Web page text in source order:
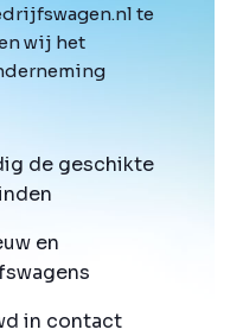
te
wij het
de geschikte
en
in contact